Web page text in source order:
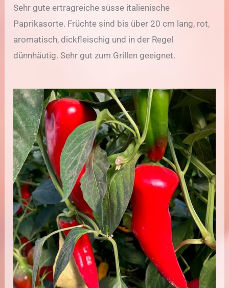
Sehr gute ertragreiche süsse italienische
Paprikasorte. Früchte sind bis über 20 cm lang, rot,
aromatisch, dickfleischig und in der Regel
dünnhäutig. Sehr gut zum Grillen geeignet.